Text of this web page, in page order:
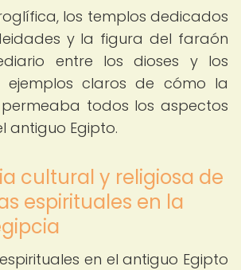
los templos dedicados
y la figura del faraón
entre los dioses y los
ejemplos claros de cómo la
todos los aspectos
antiguo Egipto.
cultural y religiosa de
espirituales en la
en el antiguo Egipto